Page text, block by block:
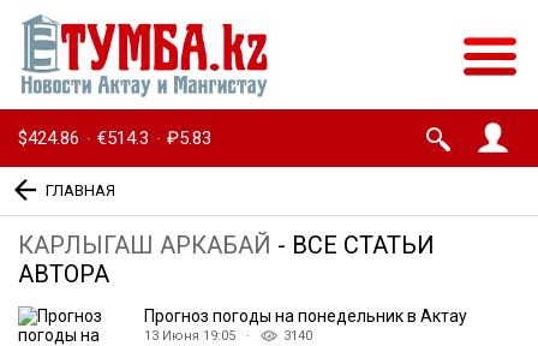
$424.86 · €514.3 · ₽5.83
ГЛАВНАЯ
КАРЛЫГАШ АРКАБАЙ - ВСЕ СТАТЬИ
АВТОРА
Прогноз погоды на понедельник в Актау
13 Июня 19:05 · 3140